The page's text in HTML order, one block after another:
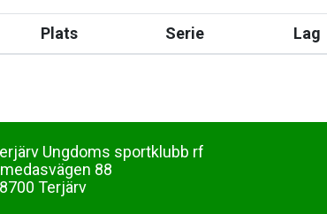
Plats Serie Lag
Ungdoms sportklubb rf
88
Terjärv